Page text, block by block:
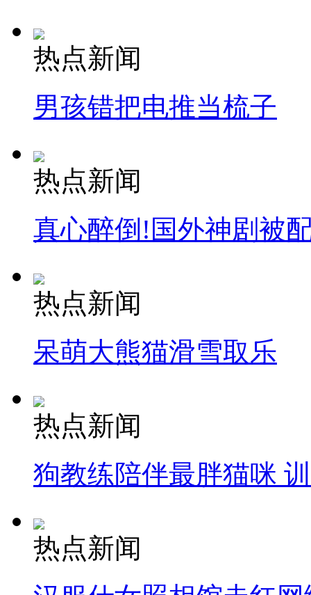
热点新闻
男孩错把电推当梳子
热点新闻
真心醉倒!国外神剧被
热点新闻
呆萌大熊猫滑雪取乐
热点新闻
狗教练陪伴最胖猫咪
热点新闻